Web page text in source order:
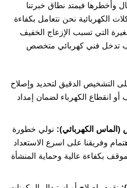
وأخطرها فيمتد نطاق خبرتنا
الكهربائية نحن نتعامل بكفاءة
التي تسبب الإزعاج الخفيف
تدخل فني كهربائي متخصص
التشخيص الدقيق لتحديد وإصلاح
انقطاع الكهرباء لضمان إمداد
(الماس الكهربائي): نولي خطورة
وفريقنا على اسرع الاستعداد
بكفاءة عالية وحماية المنشأة